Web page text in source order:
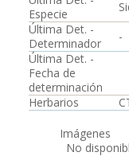
Especie
Última Det. -
Determinador
-
Última Det. -
Fecha de
determinación
Herbarios
Imágenes
No